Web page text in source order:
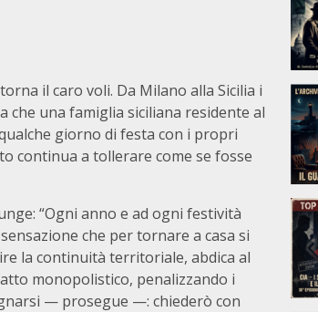
il caro voli. Da Milano alla Sicilia i
che una famiglia siciliana residente al
giorno di festa con i propri
continua a tollerare come se fosse
“Ogni anno e ad ogni festività
che per tornare a casa si
la continuità territoriale, abdica al
monopolistico, penalizzando i
— prosegue —: chiederò con